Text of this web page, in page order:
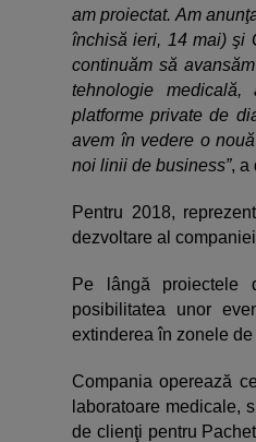
am proiectat. Am
închisă ieri, 14 mai) şi
continuăm să
tehnologie
platforme private de
avem în vedere o
noi linii de business”, a
Pentru 2018,
dezvoltare al
Pe lângă proiectele
posibilitatea unor
extinderea în zonele
Compania operează
laboratoare medicale,
de clienţi pentru